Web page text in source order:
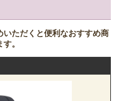
いただくと便利なおすすめ商
。